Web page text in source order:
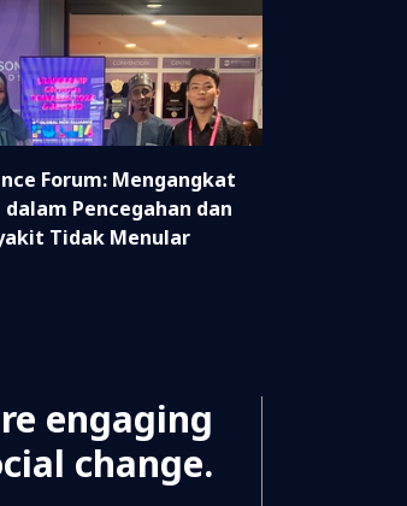
Forum: Mengangkat
dalam Pencegahan dan
Tidak Menular
engaging
change.